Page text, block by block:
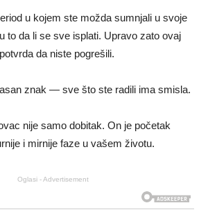
u kojem ste možda sumnjali u svoje
to da li se sve isplati. Upravo zato ovaj
da niste pogrešili.
znak — sve što ste radili ima smisla.
nije samo dobitak. On je početak
i mirnije faze u vašem životu.
Oglasi - Advertisement